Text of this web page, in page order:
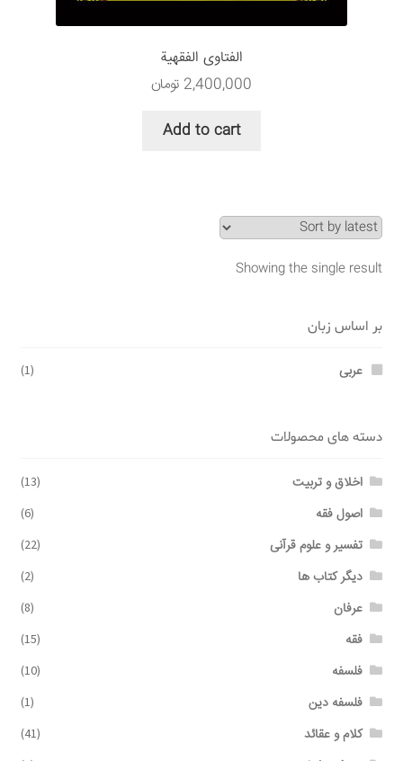
قوانین و مقررات
الفتاوی الفقهیة
2,400,000 تومان
Add to cart
Showing the single result
بر اساس زبان
عربی (1)
دسته های محصولات
اخلاق و تربیت (13)
اصول فقه (6)
تفسیر و علوم قرآنی (22)
دیگر کتاب ها (2)
عرفان (8)
فقه (15)
فلسفه (10)
فلسفه دین (1)
کلام و عقائد (41)